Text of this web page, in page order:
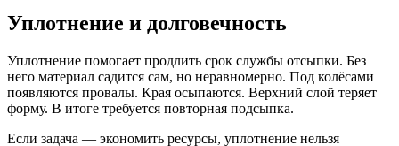
Уплотнение и долговечность
Уплотнение помогает продлить срок службы отсыпки. Без
него материал садится сам, но неравномерно. Под колёсами
появляются провалы. Края осыпаются. Верхний слой теряет
форму. В итоге требуется повторная подсыпка.
Если задача — экономить ресурсы, уплотнение нельзя